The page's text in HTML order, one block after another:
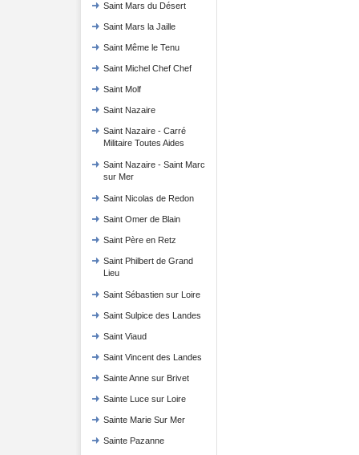
Saint Mars du Désert
Saint Mars la Jaille
Saint Même le Tenu
Saint Michel Chef Chef
Saint Molf
Saint Nazaire
Saint Nazaire - Carré
Militaire Toutes Aides
Saint Nazaire - Saint Marc
sur Mer
Saint Nicolas de Redon
Saint Omer de Blain
Saint Père en Retz
Saint Philbert de Grand
Lieu
Saint Sébastien sur Loire
Saint Sulpice des Landes
Saint Viaud
Saint Vincent des Landes
Sainte Anne sur Brivet
Sainte Luce sur Loire
Sainte Marie Sur Mer
Sainte Pazanne